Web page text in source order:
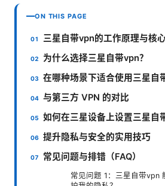
ON THIS PAGE
三星自带vpn的工作原理与核
为什么选择三星自带vpn？
在哪种场景下适合使用三星自
与第三方 VPN 的对比
如何在三星设备上设置三星自
提升隐私与安全的实用技巧
常见问题与排错（FAQ）
常见问题 1：三星自带vpn